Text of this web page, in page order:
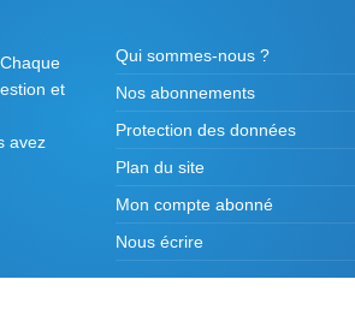
et
avez
Qui sommes-nous ?
Nos abonnements
Protection des données
Plan du site
Mon compte abonné
Nous écrire